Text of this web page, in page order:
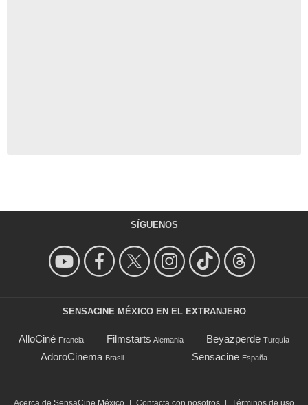
SÍGUENOS
SENSACINE MÉXICO EN EL EXTRANJERO
AlloCiné Francia Filmstarts Alemania Beyazperde Turquía
AdoroCinema Brasil Sensacine España